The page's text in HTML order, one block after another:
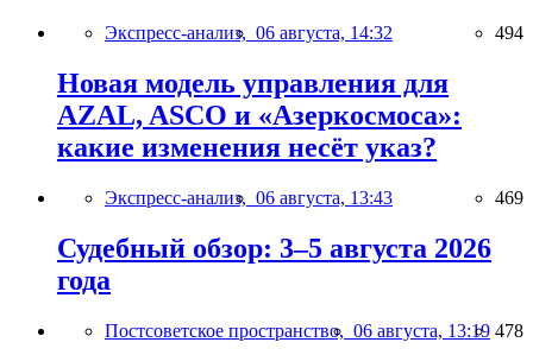
Экспресс-анализ, 06 августа, 14:32 494
Новая модель управления для
AZAL, ASCO и «Азеркосмоса»:
какие изменения несёт указ?
Экспресс-анализ, 06 августа, 13:43 469
Судебный обзор: 3–5 августа 2026
года
Постсоветское пространство, 06 августа, 13:19 478